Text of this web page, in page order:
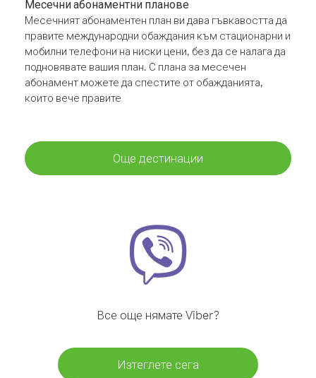
Месечни абонаментни планове
Месечният абонаментен план ви дава гъвкавостта да
правите международни обаждания към стационарни и
мобилни телефони на ниски цени, без да се налага да
подновявате вашия план. С плана за месечен
абонамент можете да спестите от обажданията,
които вече правите
Още дестинации
Все още нямате Viber?
Изтеглете сега